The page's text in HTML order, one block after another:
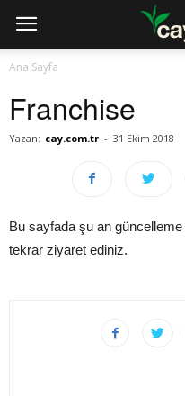
Ana Sayfa
Franchise
Yazan: cay.com.tr - 31 Ekim 2018
Bu sayfada şu an güncelleme
tekrar ziyaret ediniz.